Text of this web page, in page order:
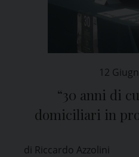
12
“30 anni di
domiciliari in
di Riccardo Azzolini